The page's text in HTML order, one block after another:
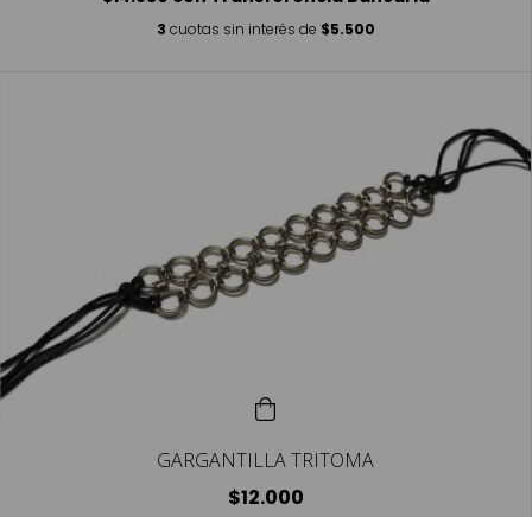
3 cuotas sin interés de $5.500
GARGANTILLA TRITOMA
$12.000